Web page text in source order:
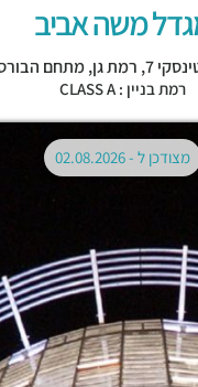
משה אביב
7, רמת גן,מתחם
רמת בניין : CLASS A
מצודכן ל -02.08.2026